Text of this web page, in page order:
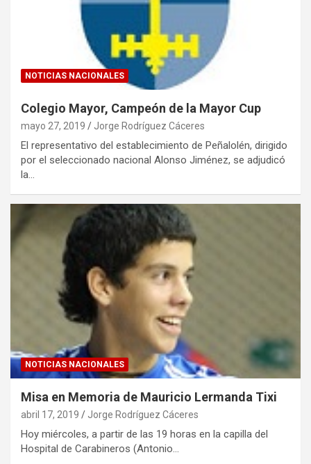
NOTICIAS NACIONALES
Colegio Mayor, Campeón de la Mayor Cup
mayo 27, 2019 Jorge Rodríguez Cáceres
El representativo del establecimiento de Peñalolén, dirigido
por el seleccionado nacional Alonso Jiménez, se adjudicó
la…
NOTICIAS NACIONALES
Misa en Memoria de Mauricio Lermanda Tixi
abril 17, 2019 Jorge Rodríguez Cáceres
Hoy miércoles, a partir de las 19 horas en la capilla del
Hospital de Carabineros (Antonio…